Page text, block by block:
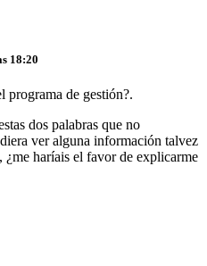
18:20
programa de gestión?.
dos palabras que no
ver alguna información talvez
haríais el favor de explicarme